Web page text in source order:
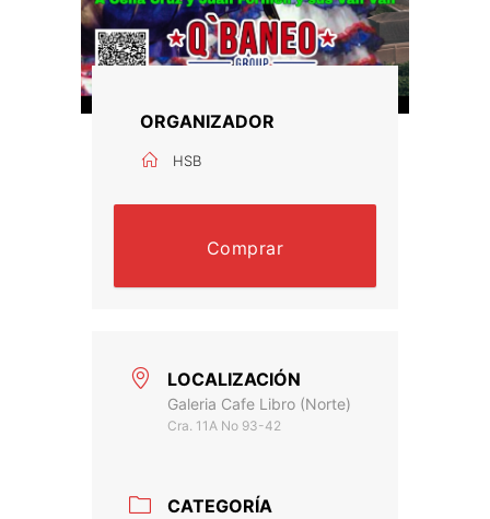
ORGANIZADOR
HSB
Comprar
LOCALIZACIÓN
Galeria Cafe Libro (Norte)
Cra. 11A No 93-42
CATEGORÍA